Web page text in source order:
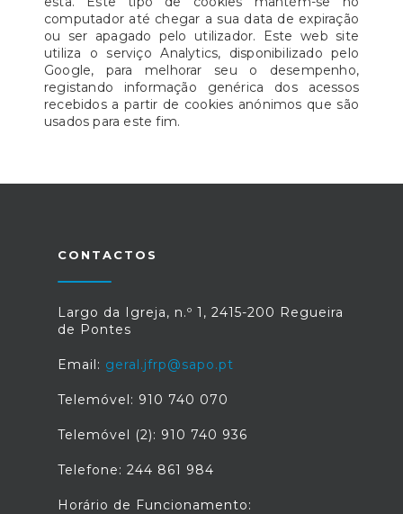
computador até chegar a sua data de expiração
ou ser apagado pelo utilizador. Este web site
utiliza o serviço Analytics, disponibilizado pelo
Google, para melhorar seu o desempenho,
registando informação genérica dos acessos
recebidos a partir de cookies anónimos que são
usados para este fim.
CONTACTOS
Largo da Igreja, n.º 1, 2415-200 Regueira
de Pontes
Email: geral.jfrp@sapo.pt
Telemóvel: 910 740 070
Telemóvel (2): 910 740 936
Telefone: 244 861 984
Horário de Funcionamento: